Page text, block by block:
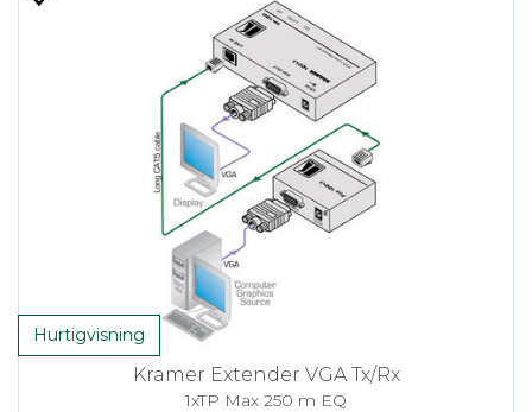
Hurtigvisning
Kramer Extender VGA Tx/Rx
1xTP Max 250 m EQ